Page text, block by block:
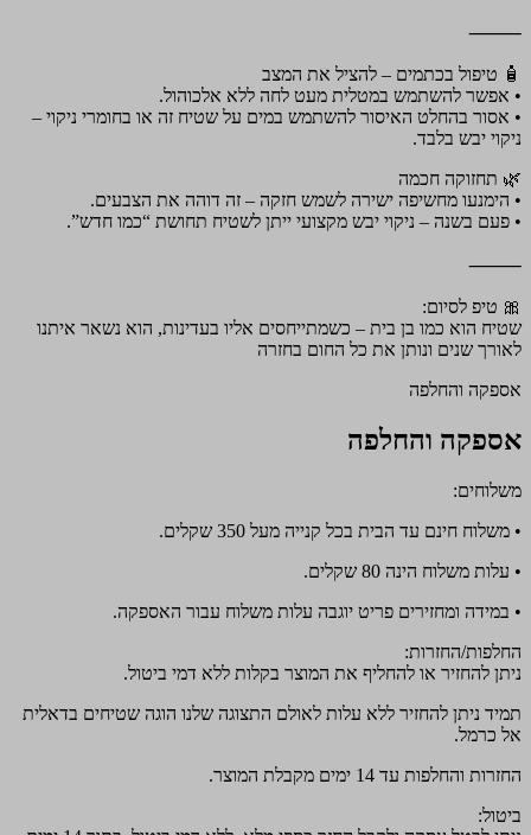
⸻
🧴 טיפול בכתמים – להציל את המצב
• אפשר להשתמש במטלית מעט לחה ללא אלכוהול.
• אסור בהחלט האיסור להשתמש במים על שטיח זה או בחומרי ניקוי –
ניקוי יבש בלבד.
🌿 תחזוקה חכמה
• הימנעו מחשיפה ישירה לשמש חזקה – זה דוהה את הצבעים.
• פעם בשנה – ניקוי יבש מקצועי ייתן לשטיח תחושת “כמו חדש”.
⸻
🎀 טיפ לסיום:
שטיח הוא כמו בן בית – כשמתייחסים אליו בעדינות, הוא נשאר איתנו
לאורך שנים ונותן את כל החום בחזרה
אספקה והחלפה
אספקה והחלפה
משלוחים:
• משלוח חינם עד הבית בכל קנייה מעל 350 שקלים.
• עלות משלוח הינה 80 שקלים.
• במידה ומחזירים פריט יוגבה עלות משלוח עבור האספקה.
החלפות/החזרות:
ניתן להחזיר או להחליף את המוצר בקלות ללא דמי ביטול.
תמיד ניתן להחזיר ללא עלות לאולם התצוגה שלנו הוגה שטיחים בדאלית
אל כרמל.
החזרות והחלפות עד 14 ימים מקבלת המוצר.
ביטול: